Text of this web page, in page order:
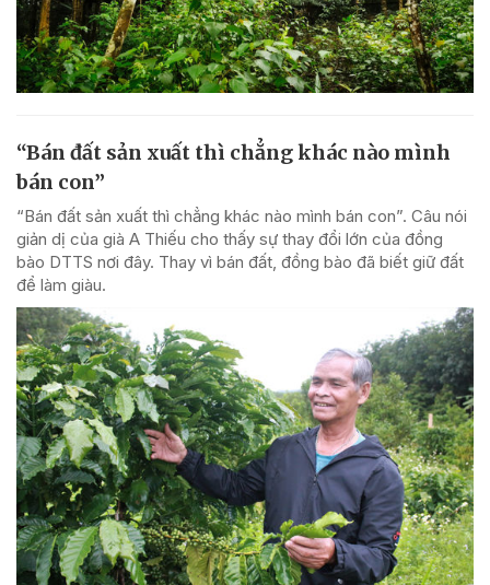
“Bán đất sản xuất thì chẳng khác nào mình
bán con”
“Bán đất sản xuất thì chẳng khác nào mình bán con”. Câu nói
giản dị của già A Thiếu cho thấy sự thay đổi lớn của đồng
bào DTTS nơi đây. Thay vì bán đất, đồng bào đã biết giữ đất
để làm giàu.